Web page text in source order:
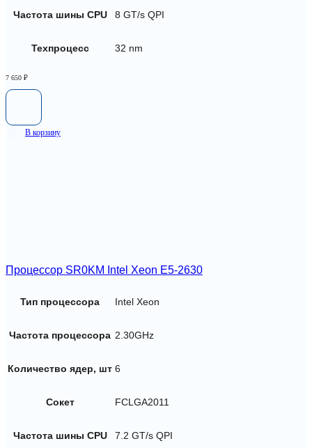
Частота шины CPU 8 GT/s QPI
Техпроцесс 32 nm
7 650 ₽
В корзину
Процессор SR0KM Intel Xeon E5-2630
Тип процессора Intel Xeon
Частота процессора 2.30GHz
Количество ядер, шт 6
Сокет FCLGA2011
Частота шины CPU 7.2 GT/s QPI